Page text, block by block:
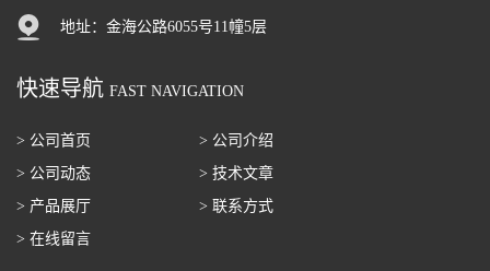
地址：金海公路6055号11幢5层
快速导航 FAST NAVIGATION
> 公司首页
> 公司介绍
> 公司动态
> 技术文章
> 产品展厅
> 联系方式
> 在线留言